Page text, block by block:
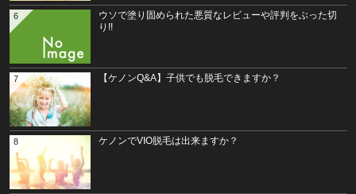
ウソで塗り固められた悪質なレビューや評判をぶった切
り!!
6
【ケノンQ&A】子供でも脱毛できますか？
7
ケノンでVIO脱毛は出来ますか？
8